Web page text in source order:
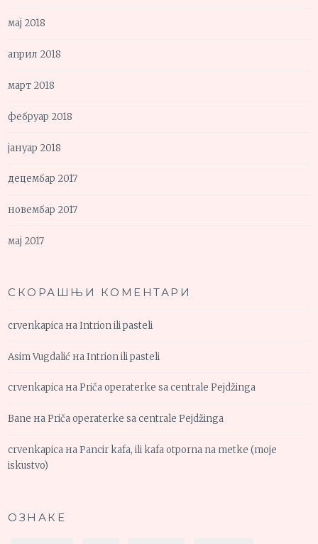
мај 2018
април 2018
март 2018
фебруар 2018
јануар 2018
децембар 2017
новембар 2017
мај 2017
СКОРАШЊИ КОМЕНТАРИ
crvenkapica наIntrion ili pasteli
Asim Vugdalić наIntrion ili pasteli
crvenkapica наPriča operaterke sa centrale Pejdžinga
Bane наPriča operaterke sa centrale Pejdžinga
crvenkapica наPancir kafa, ili kafa otporna na metke (moje
iskustvo)
ОЗНАКЕ